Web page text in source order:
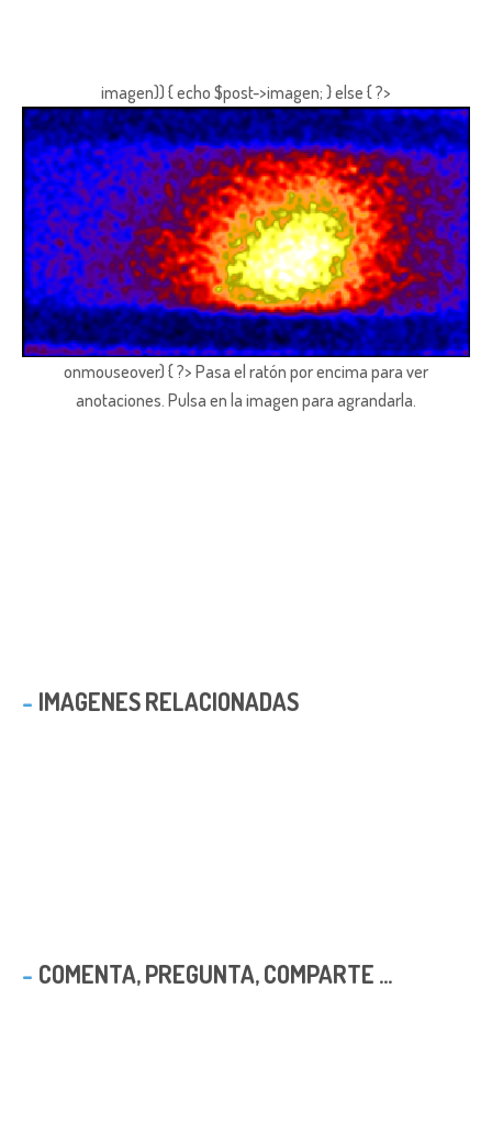
imagen)) { echo $post->imagen; } else { ?>
onmouseover) { ?> Pasa el ratón por encima para ver
anotaciones. Pulsa en la imagen para agrandarla.
IMAGENES RELACIONADAS
COMENTA, PREGUNTA, COMPARTE ...